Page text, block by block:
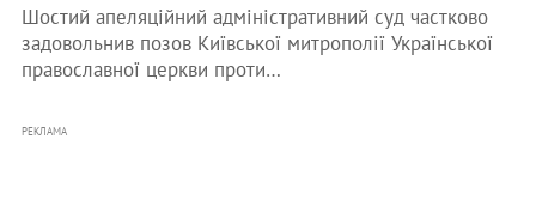
Шостий апеляційний адміністративний суд частково
задовольнив позов Київської митрополії Української
православної церкви проти…
РЕКЛАМА